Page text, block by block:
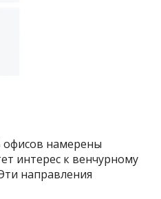
офисов намерены
интерес к венчурному
направления